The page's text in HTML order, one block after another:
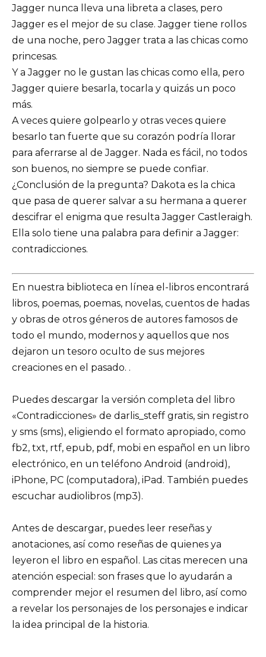
Jagger nunca lleva una libreta a clases, pero
Jagger es el mejor de su clase. Jagger tiene rollos
de una noche, pero Jagger trata a las chicas como
princesas.
Y a Jagger no le gustan las chicas como ella, pero
Jagger quiere besarla, tocarla y quizás un poco
más.
A veces quiere golpearlo y otras veces quiere
besarlo tan fuerte que su corazón podría llorar
para aferrarse al de Jagger. Nada es fácil, no todos
son buenos, no siempre se puede confiar.
¿Conclusión de la pregunta? Dakota es la chica
que pasa de querer salvar a su hermana a querer
descifrar el enigma que resulta Jagger Castleraigh.
Ella solo tiene una palabra para definir a Jagger:
contradicciones.
En nuestra biblioteca en línea el-libros encontrará
libros, poemas, poemas, novelas, cuentos de hadas
y obras de otros géneros de autores famosos de
todo el mundo, modernos y aquellos que nos
dejaron un tesoro oculto de sus mejores
creaciones en el pasado. .
Puedes descargar la versión completa del libro
«Contradicciones» de darlis_steff gratis, sin registro
y sms (sms), eligiendo el formato apropiado, como
fb2, txt, rtf, epub, pdf, mobi en español en un libro
electrónico, en un teléfono Android (android),
iPhone, PC (computadora), iPad. También puedes
escuchar audiolibros (mp3).
Antes de descargar, puedes leer reseñas y
anotaciones, así como reseñas de quienes ya
leyeron el libro en español. Las citas merecen una
atención especial: son frases que lo ayudarán a
comprender mejor el resumen del libro, así como
a revelar los personajes de los personajes e indicar
la idea principal de la historia.